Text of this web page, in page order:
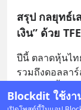
Blockdit ใช้ง
สรุป กลยุทธ์
เงิน” ด้วย
ปีนี้ ตลาดหุ้นไท
รวมถึงดอลลา
อ่านต่อ